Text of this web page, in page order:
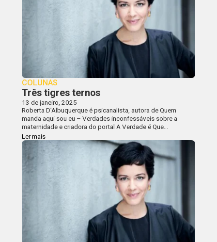
COLUNAS
Três tigres ternos
13 de janeiro, 2025
Roberta D’Albuquerque é psicanalista, autora de Quem
manda aqui sou eu – Verdades inconfessáveis sobre a
maternidade e criadora do portal A Verdade é Que…
Ler mais